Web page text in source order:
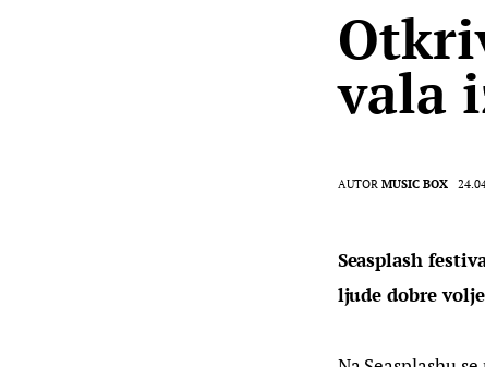
vala
AUTOR MUSIC BOX
Seasplash
ljude dobre